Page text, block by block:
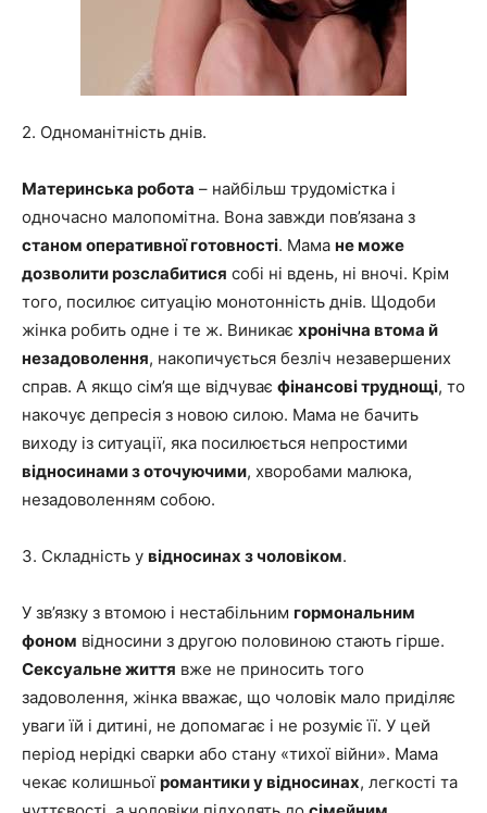
2. Одноманітність днів.
Материнська робота – найбільш трудомістка і
одночасно малопомітна. Вона завжди пов’язана з
станом оперативної готовності. Мама не може
дозволити розслабитися собі ні вдень, ні вночі. Крім
того, посилює ситуацію монотонність днів. Щодоби
жінка робить одне і те ж. Виникає хронічна втома й
незадоволення, накопичується безліч незавершених
справ. А якщо сім’я ще відчуває фінансові труднощі, то
накочує депресія з новою силою. Мама не бачить
виходу із ситуації, яка посилюється непростими
відносинами з оточуючими, хворобами малюка,
незадоволенням собою.
3. Складність у відносинах з чоловіком.
У зв’язку з втомою і нестабільним гормональним
фоном відносини з другою половиною стають гірше.
Сексуальне життя вже не приносить того
задоволення, жінка вважає, що чоловік мало приділяє
уваги їй і дитині, не допомагає і не розуміє її. У цей
період нерідкі сварки або стану «тихої війни». Мама
чекає колишньої романтики у відносинах, легкості та